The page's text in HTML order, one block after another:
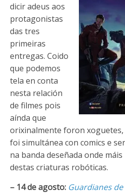
dicir adeus aos
protagonistas
das tres
primeiras
entregas. Coido
que podemos
tela en conta
nesta relación
de filmes pois
aínda que
orixinalmente foron xoguetes,
foi simultánea con comics e
na banda deseñada onde
destas criaturas robóticas.
– 14 de agosto: Guardianes de